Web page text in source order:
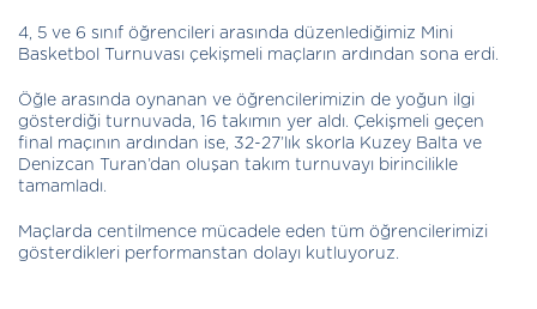
4, 5 ve 6 sınıf öğrencileri arasında düzenlediğimiz Mini
Basketbol Turnuvası çekişmeli maçların ardından sona erdi.
Öğle arasında oynanan ve öğrencilerimizin de yoğun ilgi
gösterdiği turnuvada, 16 takımın yer aldı. Çekişmeli geçen
final maçının ardından ise, 32-27’lık skorla Kuzey Balta ve
Denizcan Turan’dan oluşan takım turnuvayı birincilikle
tamamladı.
Maçlarda centilmence mücadele eden tüm öğrencilerimizi
gösterdikleri performanstan dolayı kutluyoruz.